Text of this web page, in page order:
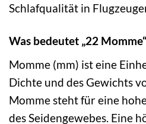
Schlafqualität in
Was bedeutet „22
Momme (mm) ist eine
Dichte und des Gewichts
Momme steht für eine
des Seidengewebes. Eine